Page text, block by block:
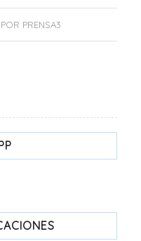
POR PRENSA3